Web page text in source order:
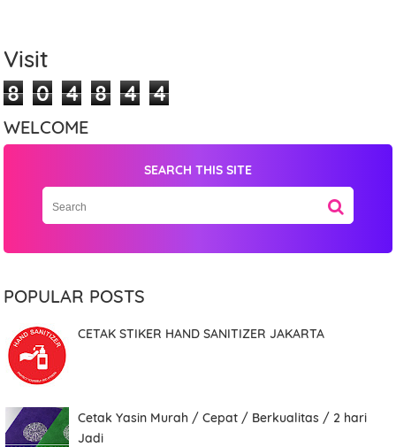
Visit
8 0 4 8 4 4
WELCOME
SEARCH THIS SITE
POPULAR POSTS
CETAK STIKER HAND SANITIZER JAKARTA
Cetak Yasin Murah / Cepat / Berkualitas / 2 hari
Jadi
Name
Item Choices
Total